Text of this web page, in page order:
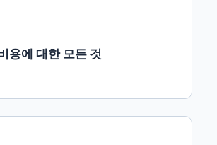
용에 대한 모든 것